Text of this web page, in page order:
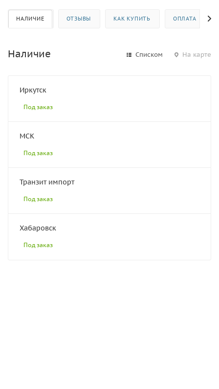
НАЛИЧИЕ ОТЗЫВЫ КАК КУПИТЬ ОПЛАТА
Наличие Списком На карте
Иркутск
Под заказ
МСК
Под заказ
Транзит импорт
Под заказ
Хабаровск
Под заказ